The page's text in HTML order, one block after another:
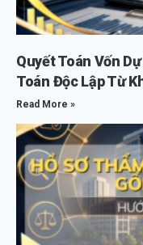
Quyết Toán Vốn
Toán Độc Lập Từ
Read More »